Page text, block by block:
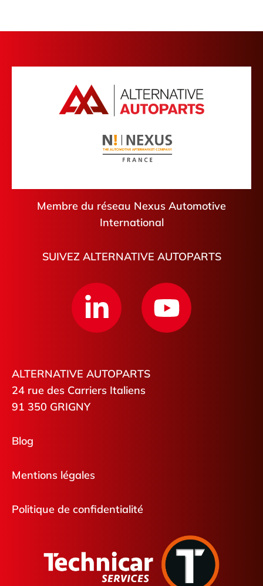
Membre du réseau Nexus Automotive
International
SUIVEZ ALTERNATIVE AUTOPARTS
ALTERNATIVE AUTOPARTS
24 rue des Carriers Italiens
91 350 GRIGNY
Blog
Mentions légales
Politique de confidentialité